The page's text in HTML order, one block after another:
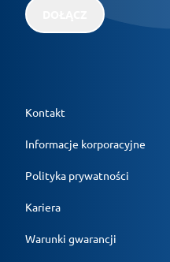
Kontakt
Informacje korporacyjne
Polityka prywatności
Kariera
Warunki gwarancji